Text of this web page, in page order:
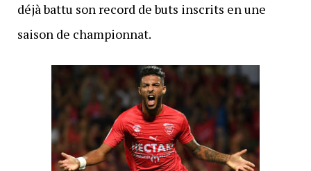
déjà battu son record de buts inscrits en une
saison de championnat.